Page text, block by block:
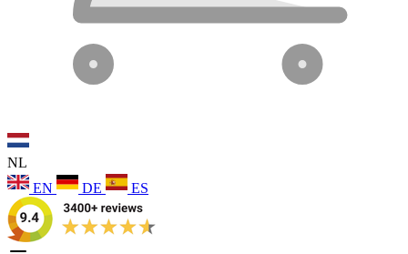
NL
EN
DE ES